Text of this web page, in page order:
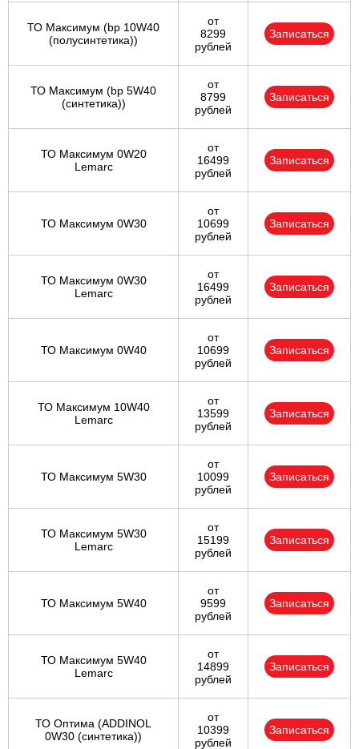
ТО Максимум (bp 10W40
(полусинтетика))
от
8299
рублей
Записаться
ТО Максимум (bp 5W40
(синтетика))
от
8799
рублей
Записаться
ТО Максимум 0W20
Lemarc
от
16499
рублей
Записаться
ТО Максимум 0W30
от
10699
рублей
Записаться
ТО Максимум 0W30
Lemarc
от
16499
рублей
Записаться
ТО Максимум 0W40
от
10699
рублей
Записаться
ТО Максимум 10W40
Lemarc
от
13599
рублей
Записаться
ТО Максимум 5W30
от
10099
рублей
Записаться
ТО Максимум 5W30
Lemarc
от
15199
рублей
Записаться
ТО Максимум 5W40
от
9599
рублей
Записаться
ТО Максимум 5W40
Lemarc
от
14899
рублей
Записаться
ТО Оптима (ADDINOL
0W30 (синтетика))
от
10399
рублей
Записаться